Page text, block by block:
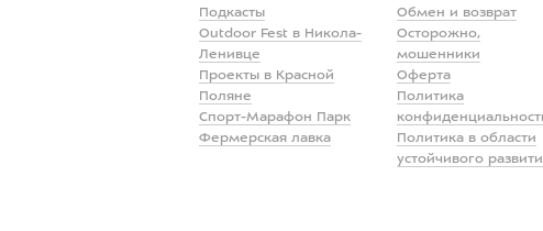
Подкасты
Outdoor Fest в Никола-
Ленивце
Проекты в Красной
Поляне
Спорт-Марафон Парк
Фермерская лавка
Обмен и возврат
Осторожно,
мошенники
Оферта
Политика
Политика в области
устойчивого